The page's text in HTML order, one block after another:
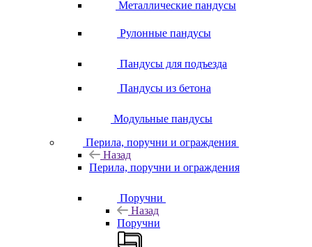
Металлические пандусы
Рулонные пандусы
Пандусы для подъезда
Пандусы из бетона
Модульные пандусы
Перила, поручни и ограждения
Назад
Перила, поручни и ограждения
Поручни
Назад
Поручни